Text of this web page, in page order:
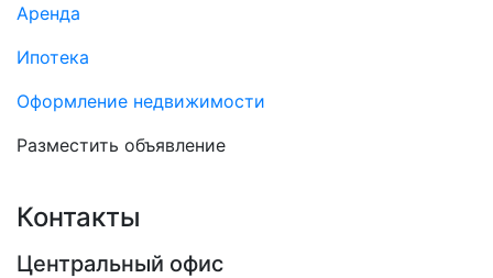
Аренда
Ипотека
Оформление недвижимости
Разместить объявление
Контакты
Центральный офис